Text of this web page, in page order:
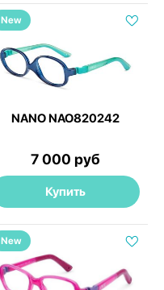
New
NANO NAO820242
7 000 руб
Купить
New